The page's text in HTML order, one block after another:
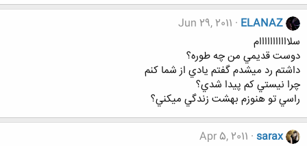
ELANAZ
Jun 29, 2011
سلااااااااااام
دوست قديمي من چه طوره؟
داشتم رد ميشدم گفتم يادي از شما كنم
چرا نيستي كم پيدا شدي؟
راسي تو هنوزم بهشت زندگي ميكني؟
sarax
Apr 5, 2011